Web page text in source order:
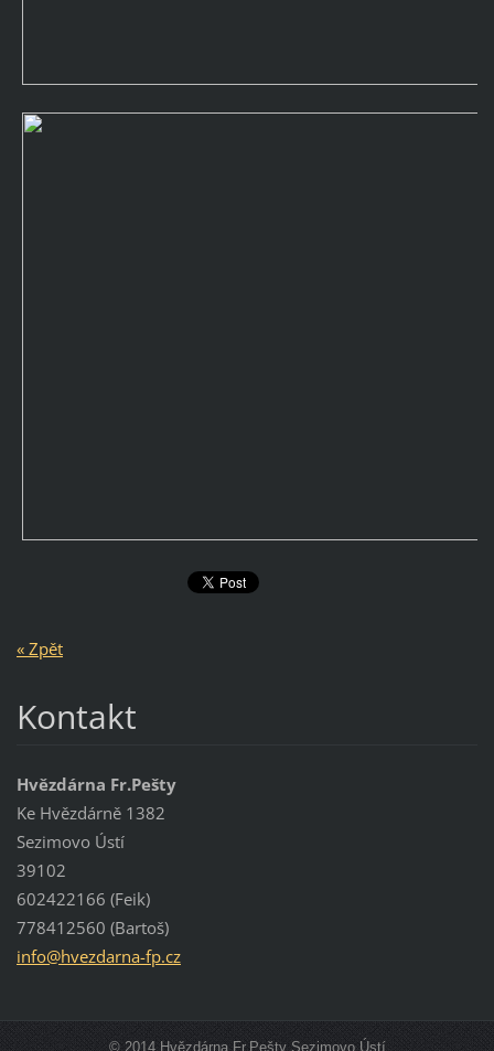
« Zpět
Kontakt
Hvězdárna Fr.Pešty
Ke Hvězdárně 1382
Sezimovo Ústí
39102
602422166 (Feik)
778412560 (Bartoš)
info@hvezdarna-fp.cz
© 2014 Hvězdárna Fr.Pešty Sezimovo Ústí